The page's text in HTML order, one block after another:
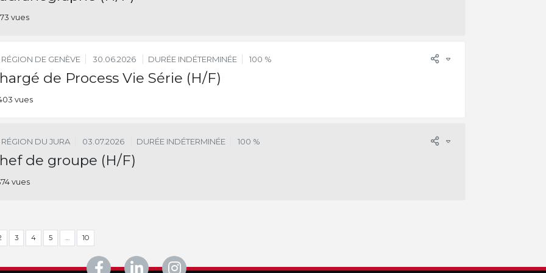
vues
RÉGION DE GENÈVE 30.06.2026 DURÉE INDÉTERMINÉE 100 %
de Process Vie Série (H/F)
vues
RÉGION DU JURA 03.07.2026 DURÉE INDÉTERMINÉE 100 %
de groupe (H/F)
vues
3 4 5 … 10